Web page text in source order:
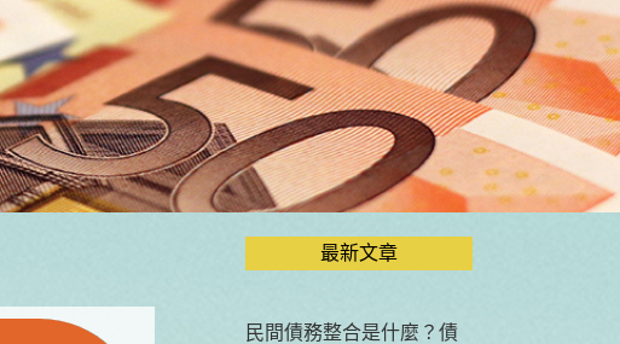
最新文章
民間債務整合是什麼？債